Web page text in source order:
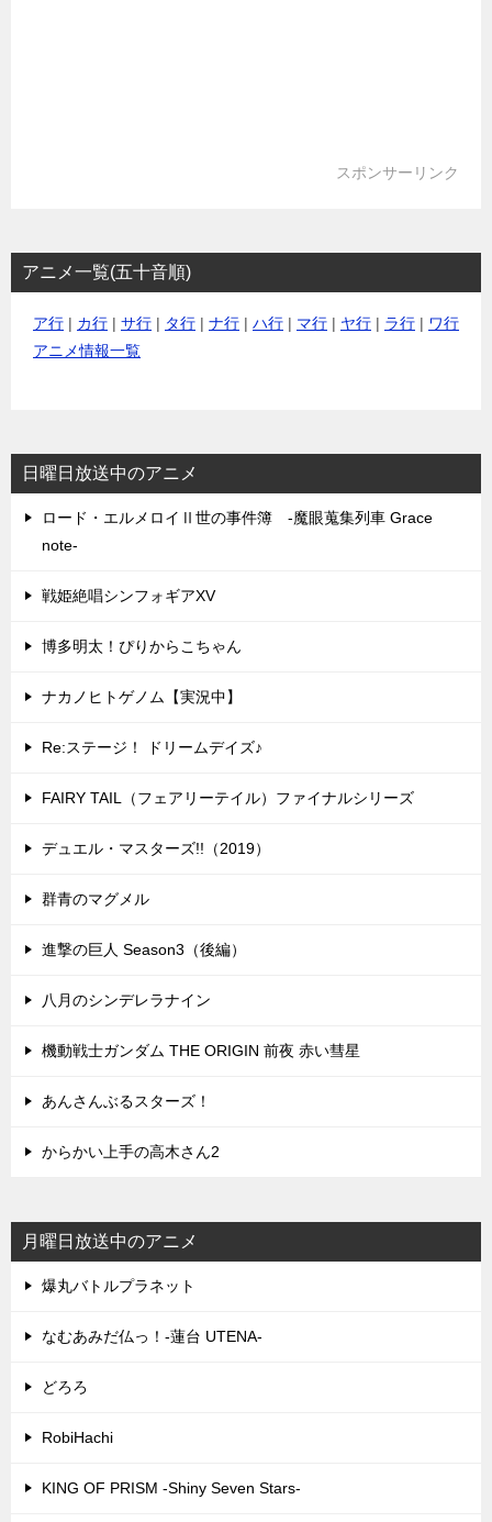
スポンサーリンク
アニメ一覧(五十音順)
ア行 | カ行 | サ行 | タ行 | ナ行 | ハ行 | マ行 | ヤ行 | ラ行 | ワ行
アニメ情報一覧
日曜日放送中のアニメ
ロード・エルメロイⅡ世の事件簿 -魔眼蒐集列車 Grace
note-
戦姫絶唱シンフォギアXV
博多明太！ぴりからこちゃん
ナカノヒトゲノム【実況中】
Re:ステージ！ ドリームデイズ♪
FAIRY TAIL（フェアリーテイル）ファイナルシリーズ
デュエル・マスターズ!!（2019）
群青のマグメル
進撃の巨人 Season3（後編）
八月のシンデレラナイン
機動戦士ガンダム THE ORIGIN 前夜 赤い彗星
あんさんぶるスターズ！
からかい上手の高木さん2
月曜日放送中のアニメ
爆丸バトルプラネット
なむあみだ仏っ！-蓮台 UTENA-
どろろ
RobiHachi
KING OF PRISM -Shiny Seven Stars-